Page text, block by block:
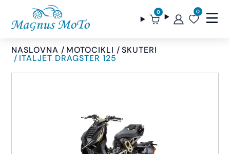
0 0
NASLOVNA MOTOCIKLI SKUTERI
ITALJET DRAGSTER 125